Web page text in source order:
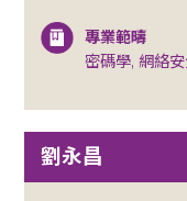
專業範疇
密碼學, 網絡
劉永昌